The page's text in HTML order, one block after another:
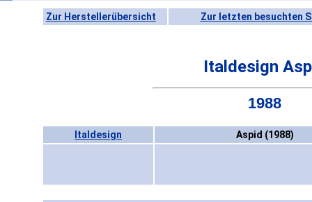
Zur Herstellerübersicht Zur letzten besuchten
Italdesign
1988
Italdesign Aspid (1988)